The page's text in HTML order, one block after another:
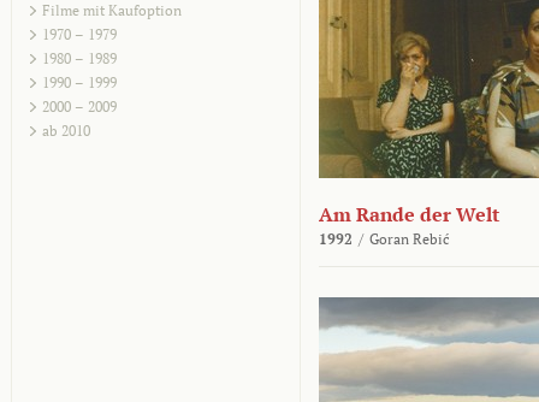
Filme mit Kaufoption
1970 – 1979
1980 – 1989
1990 – 1999
2000 – 2009
ab 2010
Am Rande der Welt
1992 / Goran Rebić